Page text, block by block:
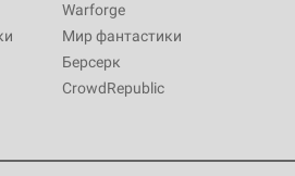
Warforge
Мир фантастики
Берсерк
CrowdRepublic